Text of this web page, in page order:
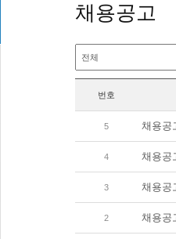
채용공고
번호
5 채용공
4 채용공
3 채용공
2 채용공